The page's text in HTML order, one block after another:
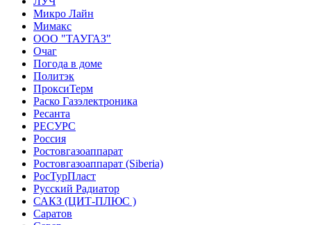
Микро Лайн
Мимакс
ООО "ТАУГАЗ"
Очаг
Погода в доме
Политэк
ПроксиТерм
Раско Газэлектроника
Ресанта
РЕСУРС
Россия
Ростовгазоаппарат
Ростовгазоаппарат (Siberia)
РосТурПласт
Русский Радиатор
САКЗ (ЦИТ-ПЛЮС )
Саратов